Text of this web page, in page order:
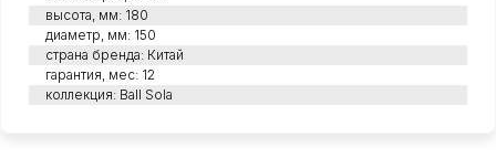
высота, мм: 180
диаметр, мм: 150
страна бренда: Китай
гарантия, мес: 12
коллекция: Ball Sola